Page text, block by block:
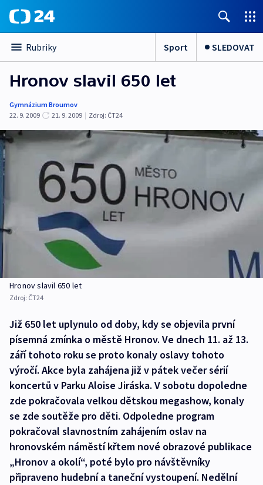
Rubriky Sport SLEDOVAT
Hronov slavil 650 let
Gymnázium Broumov
22. 9. 2009
21. 9. 2009 | Zdroj: ČT24
Hronov slavil 650 let
Zdroj: ČT24
Již 650 let uplynulo od doby, kdy se objevila první
písemná zmínka o městě Hronov. Ve dnech 11. až 13.
září tohoto roku se proto konaly oslavy tohoto
výročí. Akce byla zahájena již v pátek večer sérií
koncertů v Parku Aloise Jiráska. V sobotu dopoledne
zde pokračovala velkou dětskou megashow, konaly
se zde soutěže pro děti. Odpoledne program
pokračoval slavnostním zahájením oslav na
hronovském náměstí křtem nové obrazové publikace
„Hronov a okolí“, poté bylo pro návštěvníky
připraveno hudební a taneční vystoupení. Nedělní